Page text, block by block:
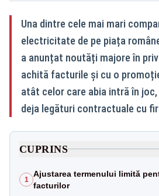
Una dintre cele mai mari
electricitate de pe piața
a anunțat noutăți majore în
achită facturile și cu o
atât celor care abia intră în
deja legături contractuale cu
CUPRINS
1
Ajustarea termenului limită
facturilor